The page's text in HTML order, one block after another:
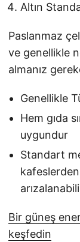
Altın
Paslanmaz
ve genellikle
almanız
Genellikle
Hem gıda
uygundur
Standart
Bir güneş
keşfedin